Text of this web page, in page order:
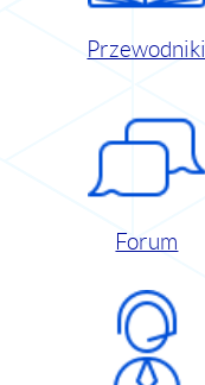
Przewodniki
Forum